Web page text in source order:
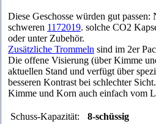
Diese Geschosse würden gut passen:
schweren 1172019. solche CO2
oder unter Zubehör.
Zusätzliche Trommeln sind im 2er
Die offene Visierung (über Kimme
aktuellen Stand und verfügt über
besseren Kontrast bei schlechter
Kimme und Korn auch einfach vom
Schuss-Kapazität:
8-schüssig